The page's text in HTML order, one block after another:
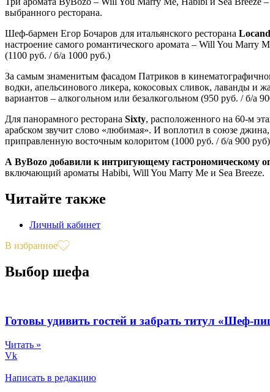
выбранного ресторана.
Шеф-бармен Егор Бочаров для итальянского ресторана
настроение самого романтического аромата – Will You
(1100 руб. / б/а 1000 руб.)
За самым знаменитым фасадом Патриков в
водки, апельсинового ликера, кокосовых сливок, лаванды и
вариантов – алкогольном или безалкогольном (950 руб. / б/а
Для панорамного ресторана Sixty, расположенного на 60-м
арабском звучит слово «любимая». И воплотил в союзе
приправленную восточным колоритом (1000 руб. / б/а 900
А ByBozo добавили к интригующему гастрономическому
включающий ароматы Habibi, Will You Marry Me и Sea Breeze.
Читайте также
Личный кабинет
В избранное
Выбор шефа
Готовы удивить гостей и забрать титул «Шеф-
Читать »
Vk
Написать в редакцию